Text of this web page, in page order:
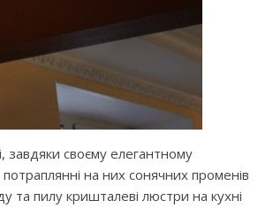
завдяки своєму елегантному
на них сонячних променів
пилу кришталеві люстри на кухні